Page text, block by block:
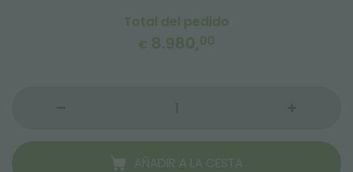
Total del pedido
€ 8.980,00
AÑADIR A LA CESTA